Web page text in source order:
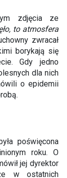
zdjęcia ze
to atmosfera
zwracał
borykają się
Gdy jedno
dla nich
o epidemii
poświęcona
roku. O
jej dyrektor
w ostatnich